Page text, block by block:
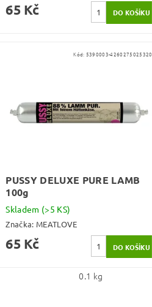
65 Kč
Kód: 5390003-4260275025320
PUSSY DELUXE PURE LAMB
100g
Skladem (>5 KS)
Značka: MEATLOVE
65 Kč
0.1 kg